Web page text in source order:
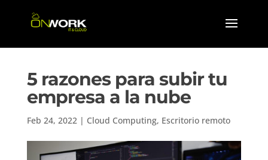
5 razones para subir tu
empresa a la nube
Feb 24, 2022| Cloud Computing, Escritorio remoto